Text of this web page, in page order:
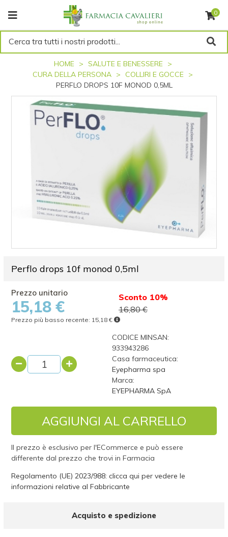
0
Cerca tra tutti i nostri prodotti...
HOME
SALUTE E BENESSERE
CURA DELLA PERSONA
COLLIRI E GOCCE
PERFLO DROPS 10F MONOD 0,5ML
Perflo drops 10f monod 0,5ml
15,18 €
Sconto 10%
16,80 €
Prezzo più basso recente: 15,18 €
CODICE MINSAN:
933943286
Casa farmaceutica:
Eyepharma spa
Marca:
EYEPHARMA SpA
AGGIUNGI AL CARRELLO
Il prezzo è esclusivo per l'ECommerce e può essere
differente dal prezzo che trovi in Farmacia
Regolamento (UE) 2023/988: clicca qui per vedere le
informazioni relative al Fabbricante
Acquisto e spedizione